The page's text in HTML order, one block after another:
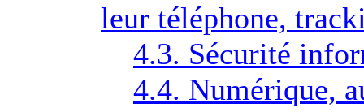
leur téléphone,
4.3. Sécurité
4.4. Numérique,